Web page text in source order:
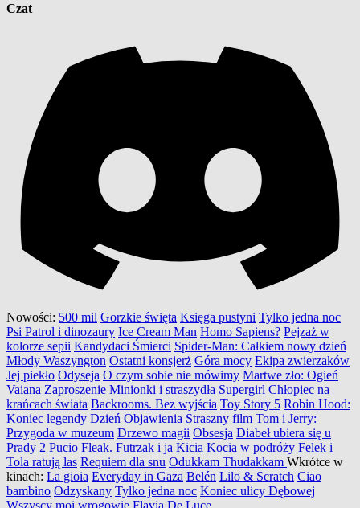
Czat
Nowości: 500 mil Gorzkie święta Księga pustyni Tylko jedna noc
Psi Patrol i dinozaury Ice Cream Man Homo Sapiens? Pejzaż w
kolorze sepii Kandydaci Śmierci Spider-Man: Całkiem nowy dzień
Młody Waszyngton Ostatni konsjerż Góra mocy Ekipa zwierzaków
Jej piekło Odyseja O czym sobie nie mówimy Martwe zło: Ogień
Vaiana Zaproszenie Minionki i straszydła Supergirl Chłopiec na
krańcach świata Backrooms. Bez wyjścia Toy Story 5 Robin Hood:
Koniec legendy Dzień Objawienia Straszny film Tom i Jerry:
Przygoda w muzeum Drzewo magii Obsesja Diabeł ubiera się u
Prady 2 Pucio Fleak. Futrzak i ja Kicia Kocia w podróży Felek i
Tola ratują las Requiem dla snu Odukkam Thudakkam Wkrótce w
kinach: La gioia Everyday in Gaza Belén Lilo & Scratch Ciao
bambino Odzyskany Tylko jedna noc Koniec ulicy Dębowej
Wszyscy moi wrogowie Flavia De Luce